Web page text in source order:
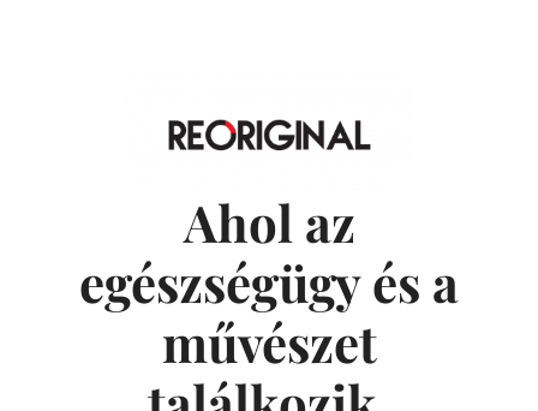
Ahol az
egészségügy és a
művészet